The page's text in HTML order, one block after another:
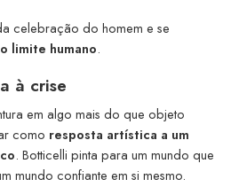
celebração do homem e se
limite humano.
à crise
em algo mais do que objeto
como resposta artística a um
. Botticelli pinta para um mundo que
mundo confiante em si mesmo.